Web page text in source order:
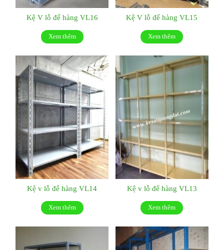
Kệ V lỗ để hàng VL16
Xem thêm
Kệ V lỗ để hàng VL15
Xem thêm
Kệ v lỗ để hàng VL14
Xem thêm
Kệ v lỗ để hàng VL13
Xem thêm